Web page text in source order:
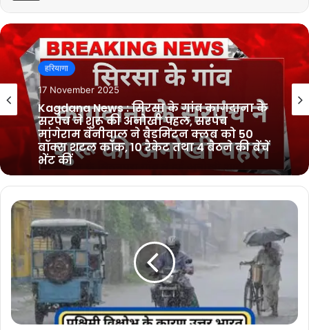
10 November 2025
Sirsa News : सिरसा के मिठनपुरा गाँव में हुई
अनोखी शादी, श्री हरि सिंह भाम्भू ने अपने बेटे
डॉ. आकाशदीप की बिना दहेज की शादी